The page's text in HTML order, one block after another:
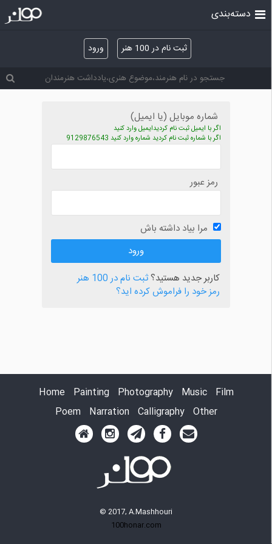
ثبت نام در 100 هنر ورود
دسته‌بندی
شماره موبایل (یا ایمیل)
اگر با ایمیل ثبت نام کردیدایمیل وارد کنید
اگر با شماره ثبت نام کردید شماره وارد کنید 9129876543
رمز عبور
مرا بیاد داشته باش
کاربر جدید هستید؟ثبت نام در 100 هنر
رمز خود را فراموش کرده اید؟
Home Painting Photography Music
Film
Poem
Narration Calligraphy Other
© 2017, A.Mashhouri
100honar.com